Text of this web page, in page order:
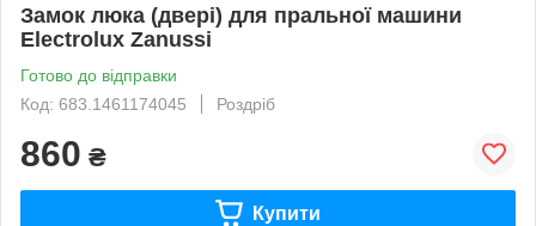
Замок люка (двері) для пральної машини
Electrolux Zanussi
Готово до відправки
Код: 683.1461174045
Роздріб
860 ₴
Купити